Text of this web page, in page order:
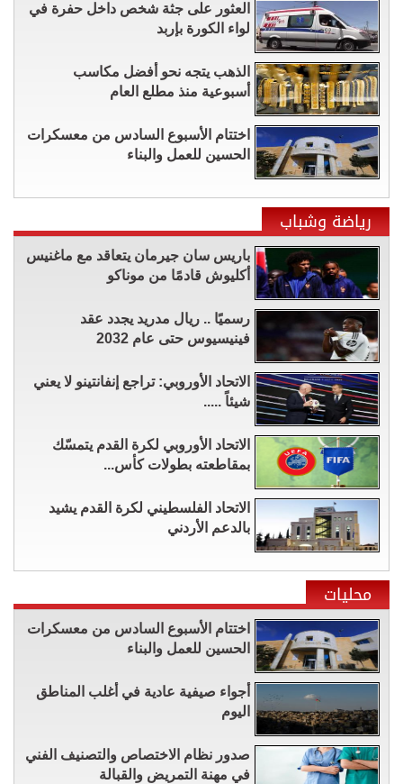
العثور على جثة شخص داخل حفرة في
لواء الكورة بإربد
الذهب يتجه نحو أفضل مكاسب
أسبوعية منذ مطلع العام
اختتام الأسبوع السادس من معسكرات
الحسين للعمل والبناء
رياضة وشباب
باريس سان جيرمان يتعاقد مع ماغنيس
أكليوش قادمًا من موناكو
رسميًا .. ريال مدريد يجدد عقد
فينيسيوس حتى عام 2032
الاتحاد الأوروبي: تراجع إنفانتينو لا يعني
شيئاً .....
الاتحاد الأوروبي لكرة القدم يتمسّك
بمقاطعته بطولات كأس...
الاتحاد الفلسطيني لكرة القدم يشيد
بالدعم الأردني
محليات
اختتام الأسبوع السادس من معسكرات
الحسين للعمل والبناء
أجواء صيفية عادية في أغلب المناطق
اليوم
صدور نظام الاختصاص والتصنيف الفني
في مهنة التمريض والقبالة